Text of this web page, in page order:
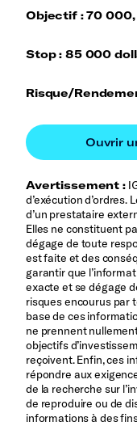
Objectif : 70
Stop : 85 000
Risque/
Avertissement :
d’exécution
d’un prestataire
Elles ne constituent
dégage de toute
est faite et des
garantir que
exacte et se dégage
risques encourus par
base de ces
ne prennent
objectifs
reçoivent. Enfin, ces
répondre aux
de la recherche sur
de reproduire ou de
informations à des